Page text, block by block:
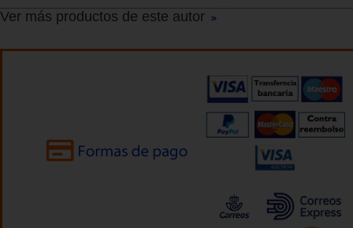
Ver más productos de este autor